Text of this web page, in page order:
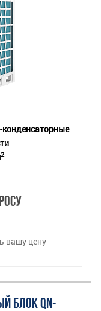
2
вашу цену
БЛОК QN-